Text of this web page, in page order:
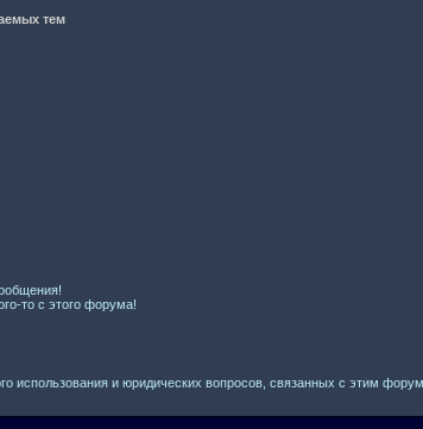
тем
то с этого форума!
использования и юридических вопросов, связанных с этим